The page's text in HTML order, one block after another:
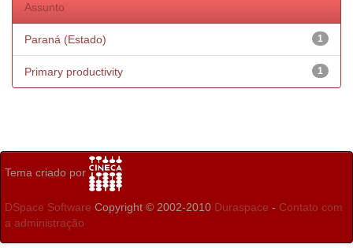
Assunto
1
Paraná (Estado)
1
Primary productivity
Tema criado por
DSpace Software Copyright © 2002-2010 Duraspace - Contato com
a administração